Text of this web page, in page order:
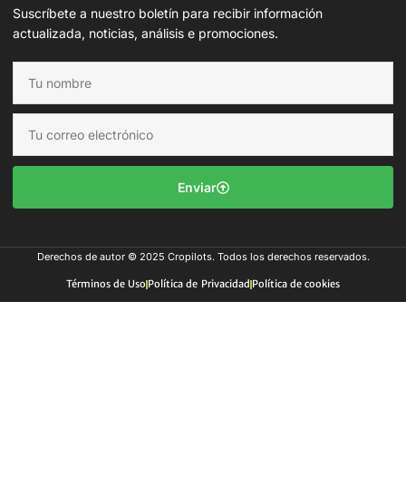
Suscríbete a nuestro boletín para recibir información
actualizada, noticias, análisis e promociones.
Enviar
Derechos de autor © 2025 Cropilots. Todos los derechos reservados.
Términos de UsoPolítica de Privacidad Política de cookies